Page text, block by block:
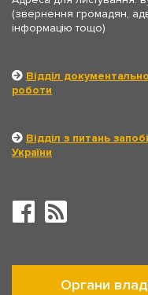
(звернення громадян,
інформацію тощо)
Відділ
роботи
Відділ з питань
України
Органи